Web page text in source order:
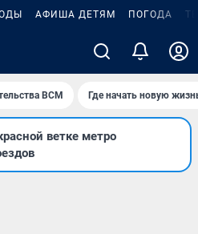
АФИША ДЕТЯМ ПОГОДА
ВСМ Где начать новую
ветке метро